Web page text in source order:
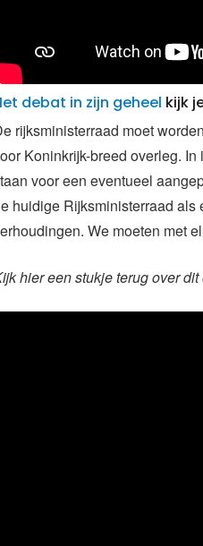
debat in zijn geheel kijk
rijksministerraad moet
Koninkrijk-breed overleg.
voor een eventueel
huidige Rijksministerraad als
We moeten met
hier een stukje terug over